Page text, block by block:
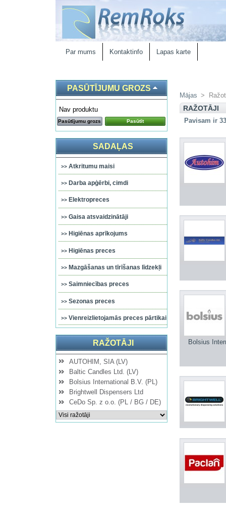
Par mums Kontaktinfo Lapas karte
PASŪTĪJUMU GROZS
Nav produktu
Pasūtījumu grozs Pasūtīt
SADAĻAS
Atkritumu maisi
Darba apģērbi, cimdi
Elektropreces
Gaisa atsvaidzinātāji
Higiēnas aprīkojums
Higiēnas preces
Mazgāšanas un tīrīšanas līdzekļi
Saimniecības preces
Sezonas preces
Vienreizlietojamās preces pārtikai
RAŽOTĀJI
AUTOHIM, SIA (LV)
Baltic Candles Ltd. (LV)
Bolsius International B.V. (PL)
Brightwell Dispensers Ltd
CeDo Sp. z o.o. (PL / BG / DE)
Mājas >
RAŽOTĀJI
Pavisam ir
Bolsius